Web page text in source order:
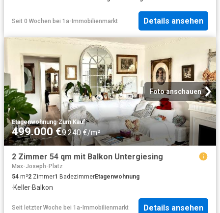
Seit 0 Wochen bei 1a-Immobilienmarkt Details ansehen
Foto anschauen
Etagenwohnung·Zum Kauf
499.000 €9.240 €/m²
2 Zimmer 54 qm mit Balkon Untergiesing
Max-Joseph-Platz
54 m²2 Zimmer1 BadezimmerEtagenwohnung
·Keller·Balkon
Seit letzter Woche bei 1a-Immobilienmarkt Details ansehen